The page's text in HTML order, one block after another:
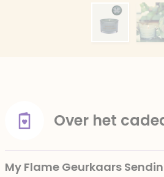
Over het
My Flame Geurkaars